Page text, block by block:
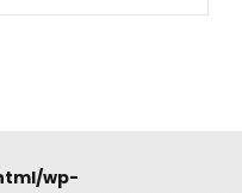
wp-